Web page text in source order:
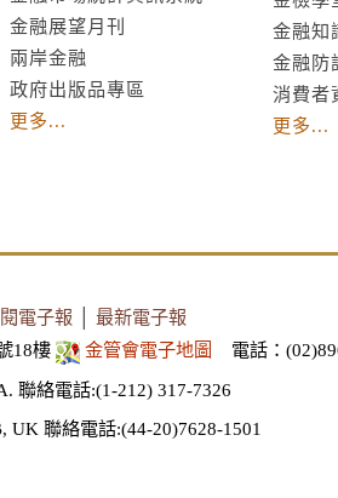
金融展望月刊
兩岸金融
政府出版品專區
更多...
金融知
金融防
消費者
更多...
電子報
最新電子報
18樓
金管會電子地圖 電話：
聯絡電話:(1-212) 317-7326
UK 聯絡電話:(44-20)7628-1501